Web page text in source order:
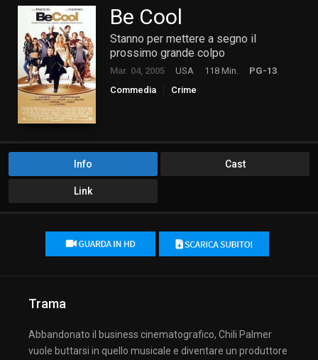
Be Cool
Stanno per mettere a segno il
prossimo grande colpo
Mar. 04, 2005 USA 118 Min.
PG-13
Commedia
Crime
Info Cast
Link
Trama
Abbandonato il business cinematografico, Chili Palmer
vuole buttarsi in quello musicale e diventare un produttore